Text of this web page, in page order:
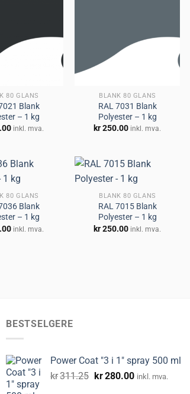
huskeliste
80 GLANS
Blank
– 1 kg
inkl. mva.
huskeliste
BLANK 80 GLANS
RAL 7031 Blank
Polyester – 1 kg
kr250.00 inkl. mva.
Legg til
huskeliste
80 GLANS
Blank
– 1 kg
inkl. mva.
Legg til
huskeliste
BLANK 80 GLANS
RAL 7015 Blank
Polyester – 1 kg
kr250.00 inkl. mva.
BESTSELGERE
Power Coat "3 i 1" spray 500 ml
kr311.25 Opprinnelig
kr280.00Nåværende
inkl. mva.